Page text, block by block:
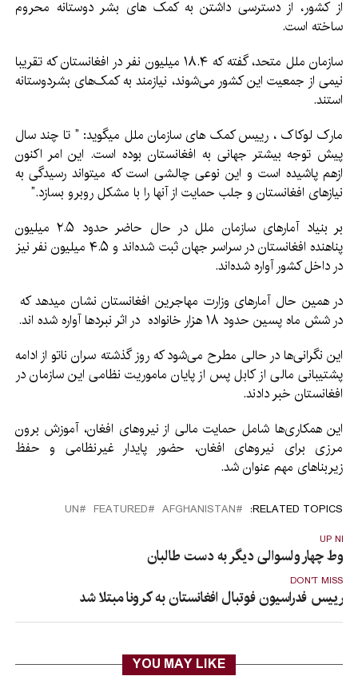
از کشور، از دسترسی داشتن به کمک های بشر دوستانه محروم
ساخته است.
سازمان ملل متحد، گفته که ۱۸.۴ میلیون نفر در افغانستان که تقریبا
نیمی از جمعیت این کشور می‌شوند، نیازمند به کمک‌های بشردوستانه
استند.
مارک لوکاک ، رییس کمک های سازمان ملل میگوید: ” تا چند سال
پیش توجه بیشتر جهانی به افغانستان بوده است. این امر اکنون
ازهم پاشیده است و این نوعی چالشی است که میتواند رسیدگی به
نیازهای افغانستان و جلب حمایت از آنها را با مشکل روبرو بسازد.”
بر بنیاد آمارهای سازمان ملل در حال حاضر حدود ۲.۵ میلیون
پناهنده افغانستان در سراسر جهان ثبت شده‌اند و ۴.۵ میلیون نفر نیز
در داخل کشور آواره شده‌اند.
در همین حال آمارهای وزارت مهاجرین افغانستان نشان میدهد که
در شش ماه پسین حدود ۱۸ هزار خانواده در اثر نبردها آواره شده اند.
این نگرانی‌ها در حالی مطرح می‌شود که روز گذشته سران ناتو از ادامه
پشتیبانی مالی از کابل پس از پایان ماموریت نظامی این سازمان در
افغانستان خبر دادند.
این همکاری‌ها شامل حمایت مالی از نیروهای افغان، آموزش برون
مرزی برای نیروهای افغان، حضور پایدار غیرنظامی و حفظ
زیربناهای مهم عنوان شد.
RELATED TOPICS:
AFGHANISTAN
FEATURED
UN
UP
چهار ولسوالی دیگر به دست طالبان
DON'T MISS
رییس فدراسیون فوتبال افغانستان به کرونا مبتلا شد
YOU MAY LIKE